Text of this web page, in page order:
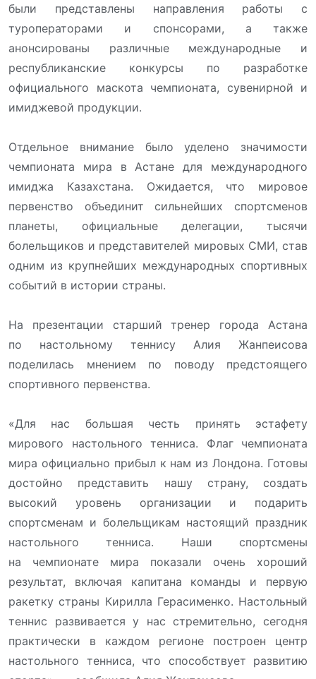
были представлены направления работы с
туроператорами и спонсорами, а также
анонсированы различные международные и
республиканские конкурсы по разработке
официального маскота чемпионата, сувенирной и
имиджевой продукции.
Отдельное внимание было уделено значимости
чемпионата мира в Астане для международного
имиджа Казахстана. Ожидается, что мировое
первенство объединит сильнейших спортсменов
планеты, официальные делегации, тысячи
болельщиков и представителей мировых СМИ, став
одним из крупнейших международных спортивных
событий в истории страны.
На презентации старший тренер города Астана
по настольному теннису Алия Жанпеисова
поделилась мнением по поводу предстоящего
спортивного первенства.
«Для нас большая честь принять эстафету
мирового настольного тенниса. Флаг чемпионата
мира официально прибыл к нам из Лондона. Готовы
достойно представить нашу страну, создать
высокий уровень организации и подарить
спортсменам и болельщикам настоящий праздник
настольного тенниса. Наши спортсмены
на чемпионате мира показали очень хороший
результат, включая капитана команды и первую
ракетку страны Кирилла Герасименко. Настольный
теннис развивается у нас стремительно, сегодня
практически в каждом регионе построен центр
настольного тенниса, что способствует развитию